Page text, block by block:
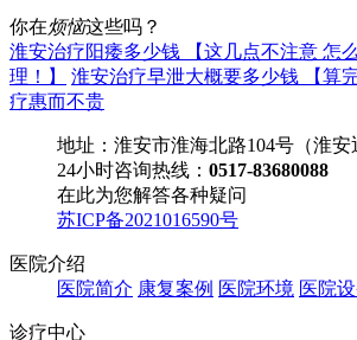
你在烦恼这些吗？
淮安治疗阳痿多少钱 【这几点不注意 怎
理！】
淮安治疗早泄大概要多少钱 【算
疗惠而不贵
地址：淮安市淮海北路104号（淮安
24小时咨询热线： 0517-83680088
在此为您解答各种疑问
苏ICP备2021016590号
医院介绍
医院简介 康复案例 医院环境 医院
诊疗中心